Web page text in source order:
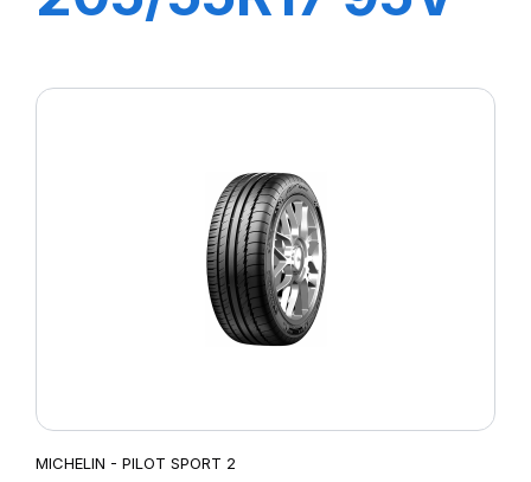
MICHELIN - PILOT SPORT 2